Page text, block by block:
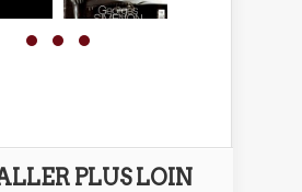
PLUS LOIN